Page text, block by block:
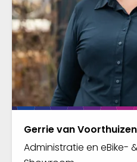
Gerrie van Voorthuizen
Administratie en eBike-